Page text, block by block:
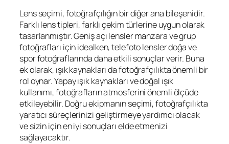
Lens seçimi, fotoğrafçılığın bir diğer ana bileşenidir.
Farklı lens tipleri, farklı çekim türlerine uygun olarak
tasarlanmıştır. Geniş açı lensler manzara ve grup
fotoğrafları için idealken, telefoto lensler doğa ve
spor fotoğraflarında daha etkili sonuçlar verir. Buna
ek olarak, ışık kaynakları da fotoğrafçılıkta önemli bir
rol oynar. Yapay ışık kaynakları ve doğal ışık
kullanımı, fotoğrafların atmosferini önemli ölçüde
etkileyebilir. Doğru ekipmanın seçimi, fotoğrafçılıkta
yaratıcı süreçlerinizi geliştirmeye yardımcı olacak
ve sizin için en iyi sonuçları elde etmenizi
sağlayacaktır.